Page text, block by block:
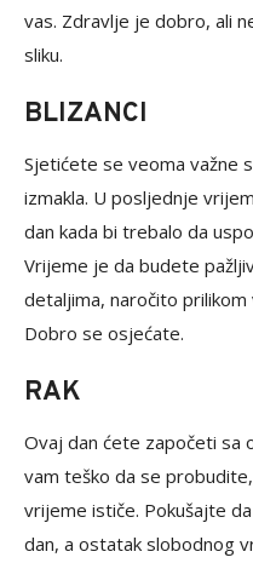
vas. Zdravlje je dobro, ali
sliku.
BLIZANCI
Sjetićete se veoma važne
izmakla. U posljednje
dan kada bi trebalo da
Vrijeme je da budete
detaljima, naročito prilikom
Dobro se osjećate.
RAK
Ovaj dan ćete započeti sa
vam teško da se
vrijeme ističe. Pokušajte
dan, a ostatak slobodnog